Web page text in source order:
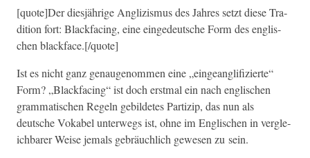
[quote]Der diesjährige Anglizis­mus des Jahres set­zt diese Tra­
di­tion fort: Black­fac­ing, eine eingedeutsche Form des englis­
chen blackface.[/quote]
Ist es nicht ganz genaugenom­men eine „eingean­gli­fizierte“
Form? „Black­fac­ing“ ist doch erst­mal ein nach englis­chen
gram­ma­tis­chen Regeln gebildetes Par­tizip, das nun als
deutsche Vok­a­bel unter­wegs ist, ohne im Englis­chen in ver­gle­
ich­bar­er Weise jemals gebräuch­lich gewe­sen zu sein.